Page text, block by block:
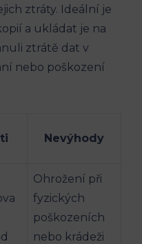
ztráty. Ideální je
a ukládat je na
ztrátě dat v
nebo poškození
Nevýhody
Ohrožení při
fyzických
poškozeních
nebo krádeži